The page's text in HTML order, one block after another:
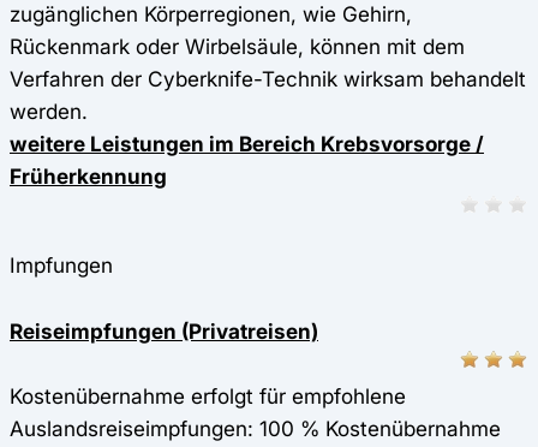
zugänglichen Körperregionen, wie Gehirn,
Rückenmark oder Wirbelsäule, können mit dem
Verfahren der Cyberknife-Technik wirksam behandelt
werden.
weitere Leistungen im Bereich Krebsvorsorge /
Früherkennung
Impfungen
Reiseimpfungen (Privatreisen)
Kostenübernahme erfolgt für empfohlene
Auslandsreiseimpfungen: 100 % Kostenübernahme